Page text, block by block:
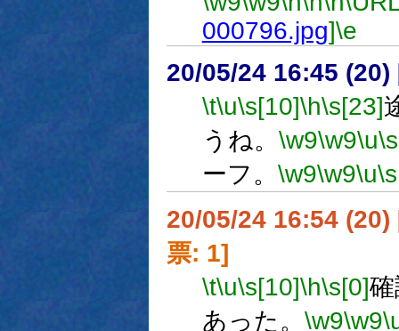
000796.jpg]\e
20/05/24 16:45 (20)
\t\u\s[10]\h\s[23]
うね。 \w9\w9\u
ーフ。 \w9\w9\u
20/05/24 16:54 (20)
票: 1]
\t\u\s[10]\h\s[0]
あった。 \w9\w9